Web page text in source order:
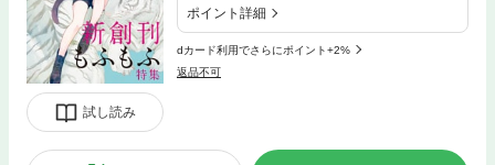
試し読み
ポイント詳細
dカード利用でさらにポイント+2%
返品不可